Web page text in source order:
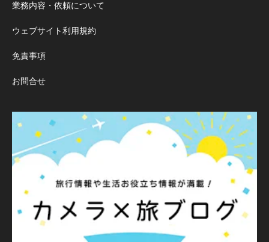
業務内容・依頼について
ウェブサイト利用規約
免責事項
お問合せ